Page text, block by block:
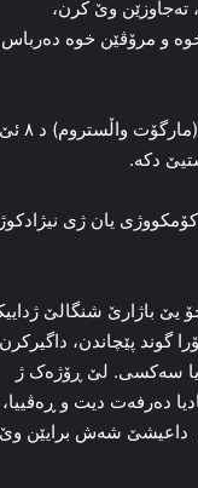
ته‌جاوزێن وێ کرن،
و مرۆڤێن خوه‌ ده‌رباس
ئه‌ز ڤه‌بگه‌رم سه‌ر هه‌لوه‌ستا سوێدێ یا د ده‌ربارا نادیا موراد ده‌. وه‌زیرا ده‌رڤه‌ یا سوێدێ (مارگۆت واڵستروم) د ۸ ئێ
کۆمکووژی یان ژی
موراد د سالا 1993ێ ده‌ ل گوندێ کۆچۆ یێ باژارێ شنگالێ
”داعیشێ” ده‌روودۆرا گوند پێچاندن،
سه‌کسی. لێ ڕۆژه‌ک ژ
ده‌رفه‌ت دیت و ڕه‌ڤییا،
داعیشێ شه‌ش برایێن